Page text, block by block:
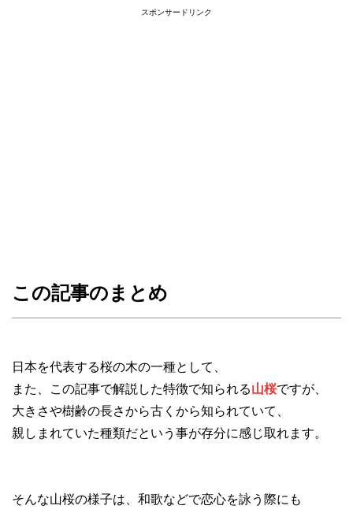
スポンサードリンク
この記事のまとめ
日本を代表する桜の木の一種として、
また、この記事で解説した特徴で知られる山桜ですが、
大きさや樹齢の長さから古くから知られていて、
親しまれていた種類だという事が存分に感じ取れます。
そんな山桜の様子は、和歌などで恋心を詠う際にも